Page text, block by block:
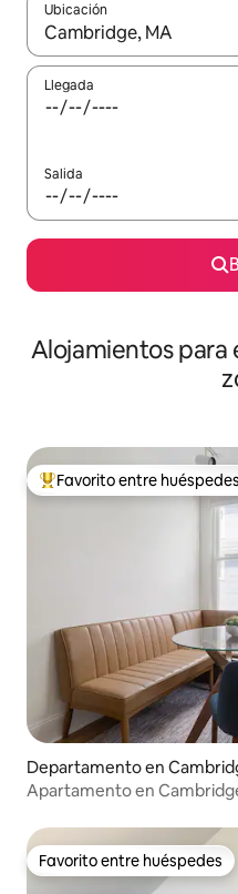
Ubicación
Cuando los resultados
Llegada
Salida
Alojamientos para
De los mejores en Favorito
Favorito entre huéspedes
Departamento en
Apartamento en
Favorito entre huéspedes
Favorito entre huéspedes